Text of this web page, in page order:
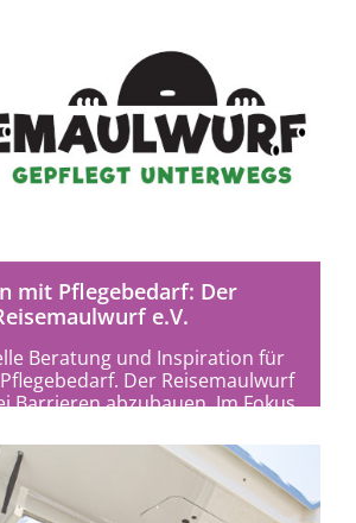
mehr erfahren
mit Pflegebedarf: Der
e.V.
Beratung und Inspiration für
Der Reisemaulwurf
Barrieren abzubauen. Im Fokus